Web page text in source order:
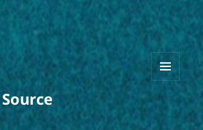
MENU
ET
WIDGETS